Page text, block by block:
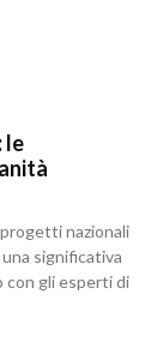
le
nazionali
significativa
con gli esperti di